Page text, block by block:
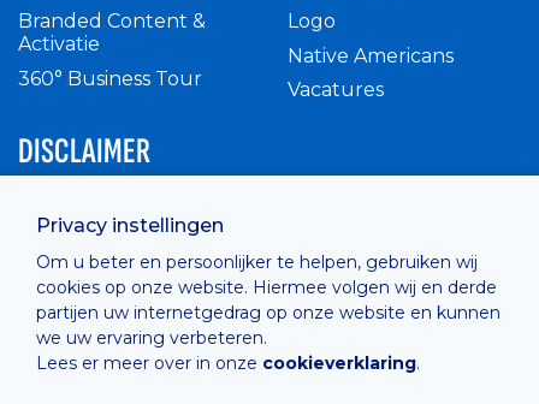
Privacy instellingen
Om u beter en persoonlijker te helpen, gebruiken wij
cookies op onze website. Hiermee volgen wij en derde
partijen uw internetgedrag op onze website en kunnen
we uw ervaring verbeteren.
Lees er meer over in onze cookieverklaring.
Branded Content &
Activatie
360° Business Tour
Logo
Native Americans
Vacatures
DISCLAIMER
Privacy Policy
Cashless
verkoopsvoorwaarden
Cookie Policy